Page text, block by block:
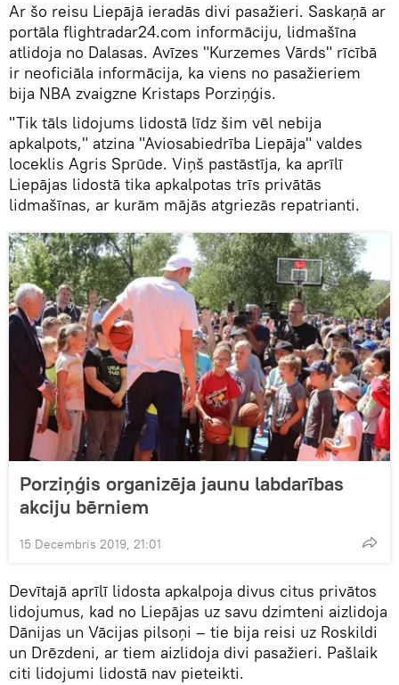
Ar šo reisu Liepājā ieradās divi pasažieri. Saskaņā ar
portāla flightradar24.com informāciju, lidmašīna
atlidoja no Dalasas. Avīzes "Kurzemes Vārds" rīcībā
ir neoficiāla informācija, ka viens no pasažieriem
bija NBA zvaigzne Kristaps Porziņģis.
"Tik tāls lidojums lidostā līdz šim vēl nebija
apkalpots," atzina "Aviosabiedrība Liepāja" valdes
loceklis Agris Sprūde. Viņš pastāstīja, ka aprīlī
Liepājas lidostā tika apkalpotas trīs privātās
lidmašīnas, ar kurām mājās atgriezās repatrianti.
Porziņģis organizēja jaunu labdarības
akciju bērniem
15 Decembris 2019, 21:01
Devītajā aprīlī lidosta apkalpoja divus citus privātos
lidojumus, kad no Liepājas uz savu dzimteni aizlidoja
Dānijas un Vācijas pilsoņi – tie bija reisi uz Roskildi
un Drēzdeni, ar tiem aizlidoja divi pasažieri. Pašlaik
citi lidojumi lidostā nav pieteikti.